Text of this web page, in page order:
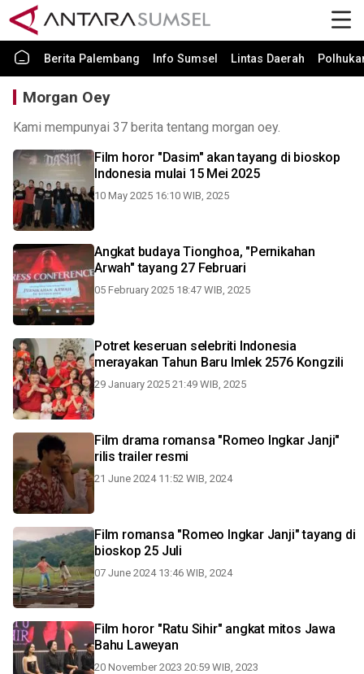
Berita Palembang Info Sumsel Lintas Daerah
Morgan Oey
Kami mempunyai 37 berita tentang morgan oey.
Film horor "Dasim" akan tayang di bioskop
Indonesia mulai 15 Mei 2025
10 May 2025 16:10 WIB, 2025
Angkat budaya Tionghoa, "Pernikahan
Arwah" tayang 27 Februari
05 February 2025 18:47 WIB, 2025
Potret keseruan selebriti Indonesia
merayakan Tahun Baru Imlek 2576 Kongzili
29 January 2025 21:49 WIB, 2025
Film drama romansa "Romeo Ingkar Janji"
rilis trailer resmi
21 June 2024 11:52 WIB, 2024
Film romansa "Romeo Ingkar Janji" tayang di
bioskop 25 Juli
07 June 2024 13:46 WIB, 2024
Film horor "Ratu Sihir" angkat mitos Jawa
Bahu Laweyan
20 November 2023 20:59 WIB, 2023